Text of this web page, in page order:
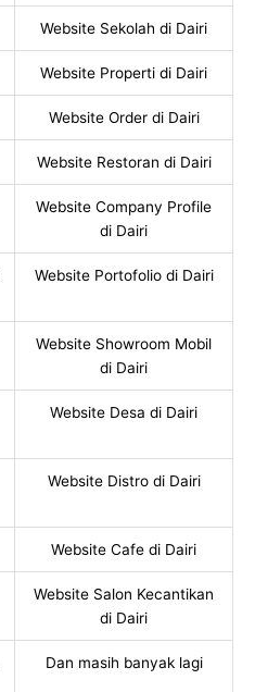
Website Sekolah di Dairi
Website Properti di Dairi
Website Order di Dairi
Website Restoran di Dairi
Website Company Profile
di Dairi
Website Portofolio di Dairi
Website Showroom Mobil
di Dairi
Website Desa di Dairi
Website Distro di Dairi
Website Cafe di Dairi
Website Salon Kecantikan
di Dairi
Dan masih banyak lagi